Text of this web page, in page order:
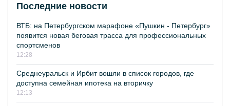
Последние новости
ВТБ: на Петербургском марафоне «Пушкин - Петербург»
появится новая беговая трасса для профессиональных
спортсменов
12:28
Среднеуральск и Ирбит вошли в список городов, где
доступна семейная ипотека на вторичку
12:13